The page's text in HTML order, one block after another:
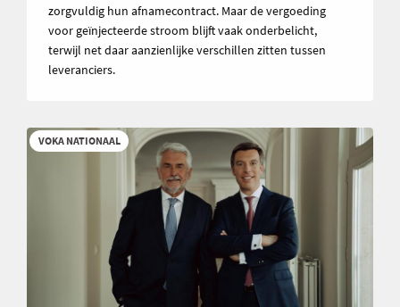
zorgvuldig hun afnamecontract. Maar de vergoeding
voor geïnjecteerde stroom blijft vaak onderbelicht,
terwijl net daar aanzienlijke verschillen zitten tussen
leveranciers.
VOKA NATIONAAL